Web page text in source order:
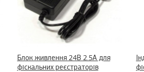
Блок живлення 24B 2.5А для
фіскальних реєстраторів